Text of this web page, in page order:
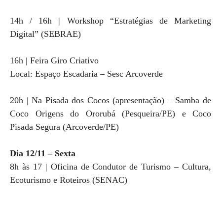
14h / 16h | Workshop “Estratégias de Marketing
Digital” (SEBRAE)
16h | Feira Giro Criativo
Local: Espaço Escadaria – Sesc Arcoverde
20h | Na Pisada dos Cocos (apresentação) – Samba de
Coco Origens do Ororubá (Pesqueira/PE) e Coco
Pisada Segura (Arcoverde/PE)
Dia 12/11 – Sexta
8h às 17 | Oficina de Condutor de Turismo – Cultura,
Ecoturismo e Roteiros (SENAC)